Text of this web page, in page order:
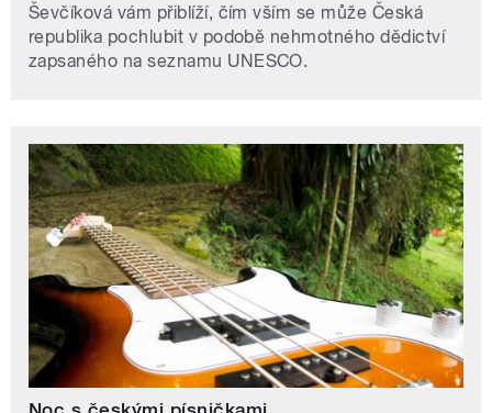
Ševčíková vám přiblíží, čím vším se může Česká
republika pochlubit v podobě nehmotného dědictví
zapsaného na seznamu UNESCO.